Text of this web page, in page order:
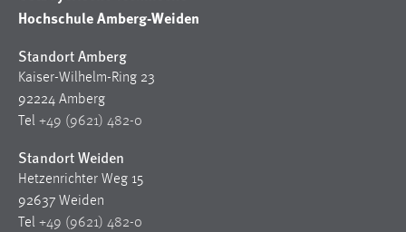
Hochschule Amberg-Weiden
Standort Amberg
Kaiser-Wilhelm-Ring 23
92224 Amberg
Tel +49 (9621) 482-0
Standort Weiden
Hetzenrichter Weg 15
92637 Weiden
Tel +49 (9621) 482-0